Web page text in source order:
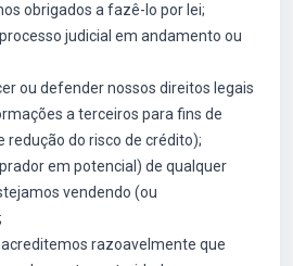
obrigados a fazê-lo por lei;
judicial em andamento ou
ou defender nossos direitos legais
a terceiros para fins de
redução do risco de crédito);
em potencial) de qualquer
vendendo (ou
razoavelmente que